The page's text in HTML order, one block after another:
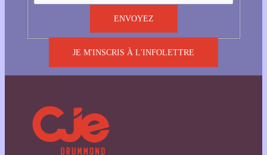
JE M'INSCRIS À L'INFOLETTRE